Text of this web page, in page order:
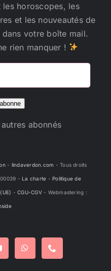
les horoscopes, les
et les nouveautés de
votre boîte mail.
rien manquer !
abonnés
- lindaverdon.com - Tous droits
- La charte - Politique de
-CGU-CGV- Webmastering :